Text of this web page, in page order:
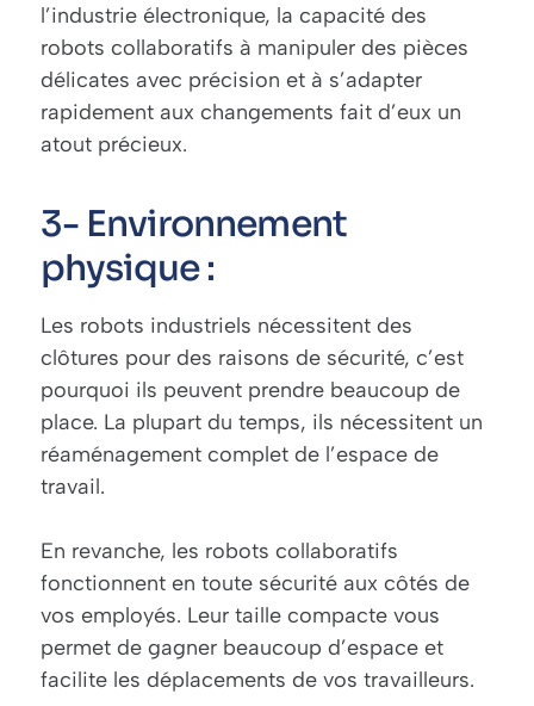
l’industrie électronique, la capacité des
robots collaboratifs à manipuler des pièces
délicates avec précision et à s’adapter
rapidement aux changements fait d’eux un
atout précieux.
3- Environnement
physique :
Les robots industriels nécessitent des
clôtures pour des raisons de sécurité, c’est
pourquoi ils peuvent prendre beaucoup de
place. La plupart du temps, ils nécessitent un
réaménagement complet de l’espace de
travail.
En revanche, les robots collaboratifs
fonctionnent en toute sécurité aux côtés de
vos employés. Leur taille compacte vous
permet de gagner beaucoup d’espace et
facilite les déplacements de vos travailleurs.